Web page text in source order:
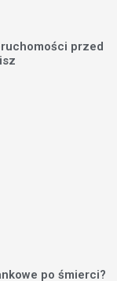
przed
po śmierci?